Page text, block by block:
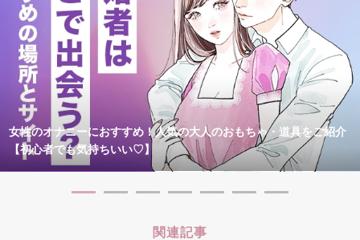
女性のオナニーにおすすめ！人気の大人のおもちゃ・道具をご紹介
【初心者でも気持ちいい♡】
関連記事